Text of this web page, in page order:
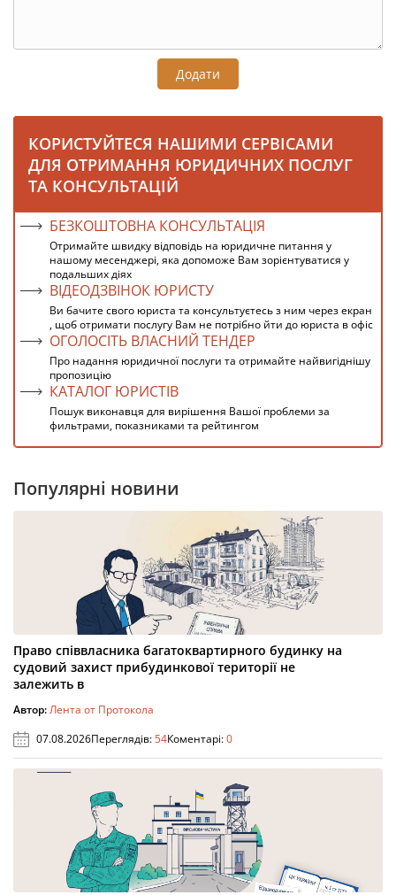
Додати
КОРИСТУЙТЕСЯ НАШИМИ СЕРВІСАМИ
ДЛЯ ОТРИМАННЯ ЮРИДИЧНИХ ПОСЛУГ
ТА КОНСУЛЬТАЦІЙ
БЕЗКОШТОВНА КОНСУЛЬТАЦІЯ
Отримайте швидку відповідь на юридичне питання у
нашому месенджері, яка допоможе Вам зорієнтуватися у
подальших діях
ВІДЕОДЗВІНОК ЮРИСТУ
Ви бачите свого юриста та консультуєтесь з ним через екран
, щоб отримати послугу Вам не потрібно йти до юриста в офіс
ОГОЛОСІТЬ ВЛАСНИЙ ТЕНДЕР
Про надання юридичної послуги та отримайте найвигіднішу
пропозицію
КАТАЛОГ ЮРИСТІВ
Пошук виконавця для вирішення Вашої проблеми за
фильтрами, показниками та рейтингом
Популярні новини
Право співвласника багатоквартирного будинку на
судовий захист прибудинкової території не
залежить в
Автор:Лента от Протокола
07.08.2026Переглядів:54Коментарі:0